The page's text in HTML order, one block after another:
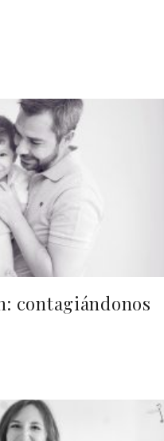
contagiándonos